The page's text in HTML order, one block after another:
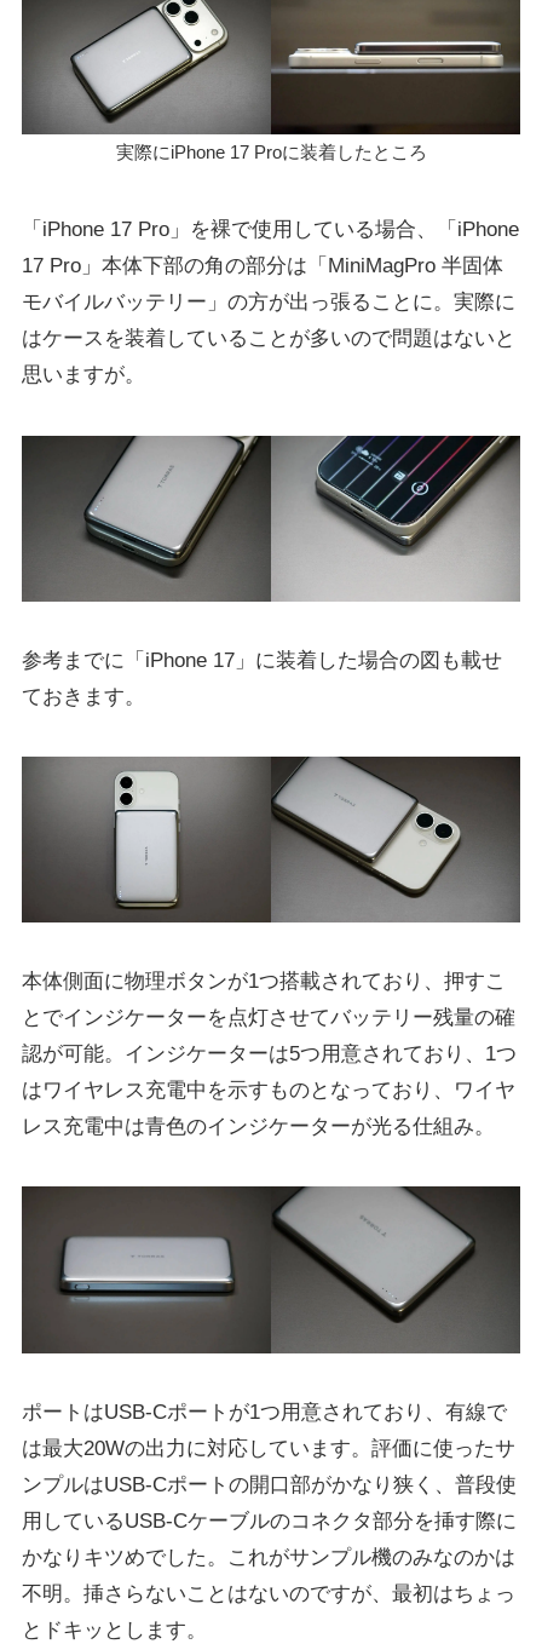
実際にiPhone 17 Proに装着したところ
「iPhone 17 Pro」を裸で使用している場合、「iPhone
17 Pro」本体下部の角の部分は「MiniMagPro 半固体
モバイルバッテリー」の方が出っ張ることに。実際に
はケースを装着していることが多いので問題はないと
思いますが。
参考までに「iPhone 17」に装着した場合の図も載せ
ておきます。
本体側面に物理ボタンが1つ搭載されており、押すこ
とでインジケーターを点灯させてバッテリー残量の確
認が可能。インジケーターは5つ用意されており、1つ
はワイヤレス充電中を示すものとなっており、ワイヤ
レス充電中は青色のインジケーターが光る仕組み。
ポートはUSB-Cポートが1つ用意されており、有線で
は最大20Wの出力に対応しています。評価に使ったサ
ンプルはUSB-Cポートの開口部がかなり狭く、普段使
用しているUSB-Cケーブルのコネクタ部分を挿す際に
かなりキツめでした。これがサンプル機のみなのかは
不明。挿さらないことはないのですが、最初はちょっ
とドキッとします。